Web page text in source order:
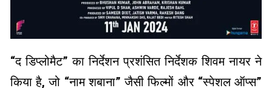
“द डिप्लोमैट” का निर्देशन प्रशंसित निर्देशक शिवम नायर ने
किया है, जो “नाम शबाना” जैसी फिल्मों और “स्पेशल ऑप्स”